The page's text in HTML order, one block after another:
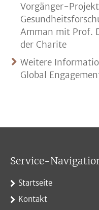
Vorgänger-
Amman mit Prof.
der Charite
Weitere
Global
Service-
Startseite
Kontakt